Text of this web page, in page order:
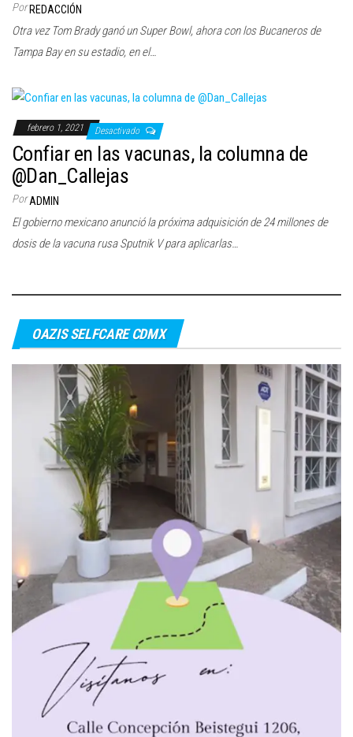
Por REDACCIÓN
Otra vez Tom Brady ganó un Super Bowl, ahora con los Bucaneros de
Tampa Bay en su estadio, en el…
febrero 1, 2021 Desactivado
Confiar en las vacunas, la columna de
@Dan_Callejas
Por ADMIN
El gobierno mexicano anunció la próxima adquisición de 24 millones de
dosis de la vacuna rusa Sputnik V para aplicarlas…
OAZIS SELFCARE CDMX